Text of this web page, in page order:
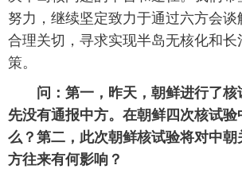
努力，继续坚定致力于通过六方会谈
合理关切，寻求实现半岛无核化和长
策。
问：第一，昨天，朝鲜进行了
先没有通报中方。在朝鲜四次核试验
么？第二，此次朝鲜核试验将对中朝
方往来有何影响？